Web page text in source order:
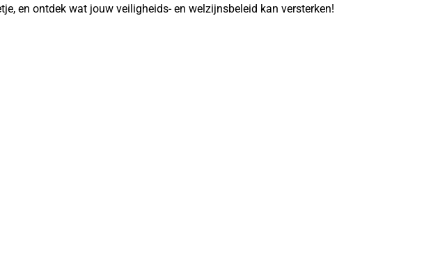
en ontdek wat jouw veiligheids- en welzijnsbeleid kan versterken!